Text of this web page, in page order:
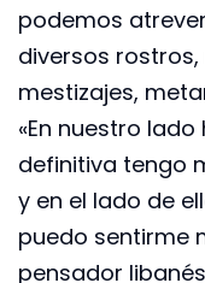
podemos
diversos
mestizajes,
«En nuestro
definitiva tengo
y en el lado de
puedo sentirme
pensador